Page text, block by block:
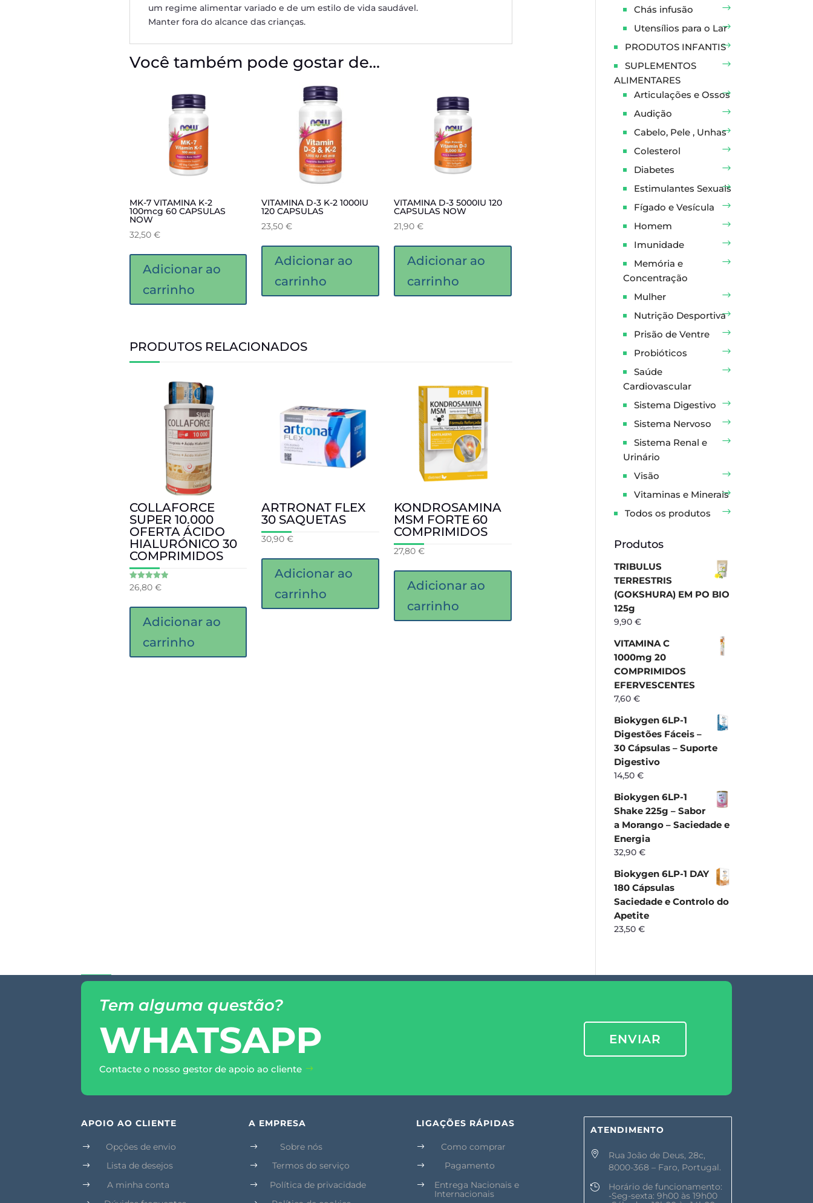
um regime alimentar variado e de um estilo de vida saudável.
Manter fora do alcance das crianças.
Você também pode gostar de…
MK-7 VITAMINA K-2
100mcg 60 CAPSULAS
NOW
32,50 €
Adicionar ao
carrinho
VITAMINA D-3 K-2 1000IU
120 CAPSULAS
23,50€
Adicionar ao
carrinho
VITAMINA D-3 5000IU 120
CAPSULAS NOW
21,90€
Adicionar ao
carrinho
PRODUTOS RELACIONADOS
COLLAFORCE
SUPER 10.000
OFERTA ÁCIDO
HIALURÓNICO 30
COMPRIMIDOS
Avaliação
5.00
26,80 €
Adicionar ao
carrinho
ARTRONAT FLEX
30 SAQUETAS
30,90€
Adicionar ao
carrinho
KONDROSAMINA
MSM FORTE 60
COMPRIMIDOS
27,80€
Adicionar ao
carrinho
Chás infusão
Utensílios para o Lar
PRODUTOS INFANTIS
SUPLEMENTOS
ALIMENTARES
Articulações e Ossos
Audição
Cabelo, Pele , Unhas
Colesterol
Diabetes
Estimulantes Sexuais
Fígado e Vesícula
Homem
Imunidade
Memória e
Concentração
Mulher
Nutrição Desportiva
Prisão de Ventre
Probióticos
Saúde
Cardiovascular
Sistema Digestivo
Sistema Nervoso
Sistema Renal e
Urinário
Visão
Vitaminas e Minerais
Todos os produtos
Produtos
TRIBULUS
TERRESTRIS
(GOKSHURA) EM PO BIO
125g
9,90€
VITAMINA C
1000mg 20
COMPRIMIDOS
EFERVESCENTES
7,60€
Biokygen 6LP-1
Digestões Fáceis –
30 Cápsulas – Suporte
Digestivo
14,50€
Biokygen 6LP-1
Shake 225g – Sabor
a Morango – Saciedade e
Energia
32,90€
Biokygen 6LP-1 DAY
180 Cápsulas
Saciedade e Controlo do
Apetite
23,50€
Tem alguma questão?
WHATSAPP
Contacte o nosso gestor de apoio ao cliente
ENVIAR
APOIO AO CLIENTE
$ Opções de envio
$ Lista de desejos
$ A minha conta
A EMPRESA
$ Sobre nós
$ Termos do serviço
$ Política de privacidade
LIGAÇÕES RÁPIDAS
$ Como comprar
$ Pagamento
$
Entrega Nacionais e
Internacionais
ATENDIMENTO

Rua João de Deus, 28c,
8000-368 – Faro, Portugal.

Horário de funcionamento:
-Seg-sexta: 9h00 às 19h00